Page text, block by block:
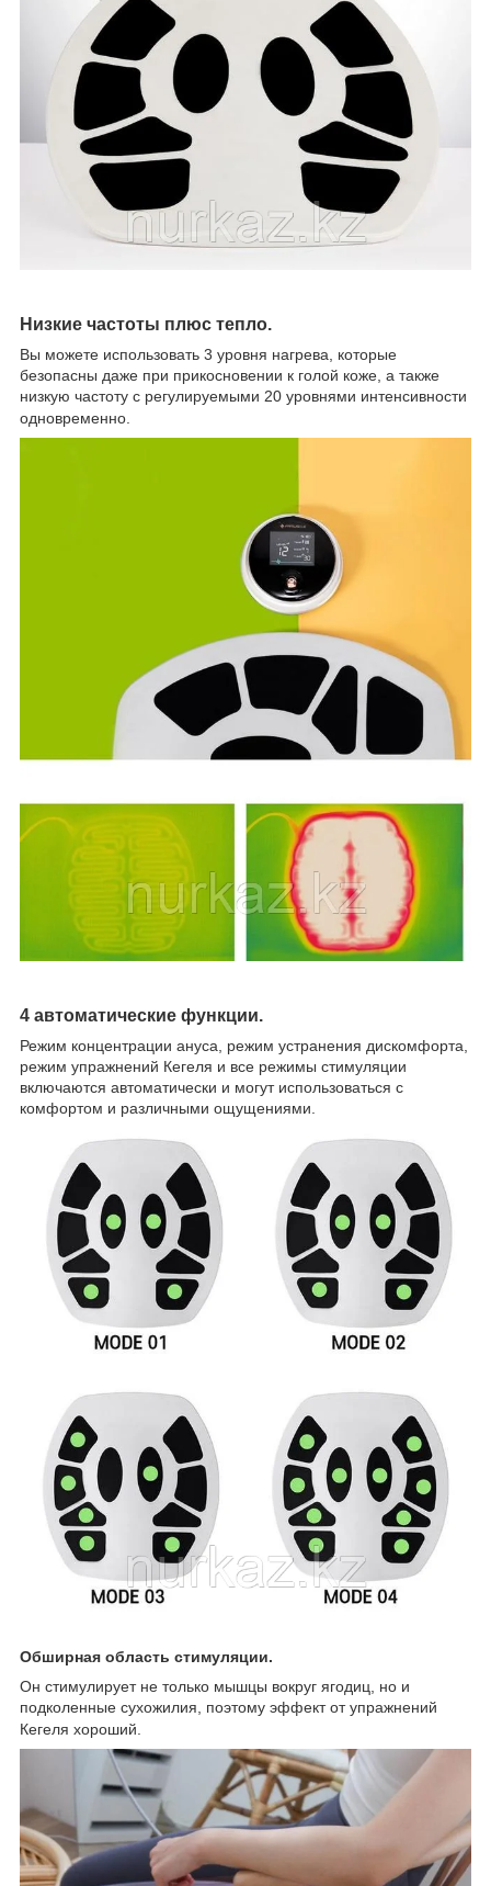
Низкие частоты плюс тепло.
Вы можете использовать 3 уровня нагрева, которые
безопасны даже при прикосновении к голой коже, а также
низкую частоту с регулируемыми 20 уровнями интенсивности
одновременно.
4 автоматические функции.
Режим концентрации ануса, режим устранения дискомфорта,
режим упражнений Кегеля и все режимы стимуляции
включаются автоматически и могут использоваться с
комфортом и различными ощущениями.
Обширная область стимуляции.
Он стимулирует не только мышцы вокруг ягодиц, но и
подколенные сухожилия, поэтому эффект от упражнений
Кегеля хороший.